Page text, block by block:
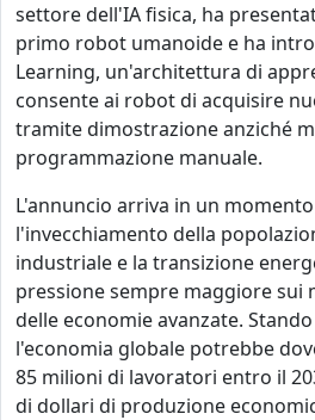
settore dell'IA fisica, ha
primo robot umanoide e ha
Learning, un'architettura di
consente ai robot di acquisire
tramite dimostrazione anziché
programmazione manuale.
L'annuncio arriva in un
l'invecchiamento della
industriale e la transizione
pressione sempre maggiore sui
delle economie avanzate.
l'economia globale potrebbe
85 milioni di lavoratori entro il
di dollari di produzione